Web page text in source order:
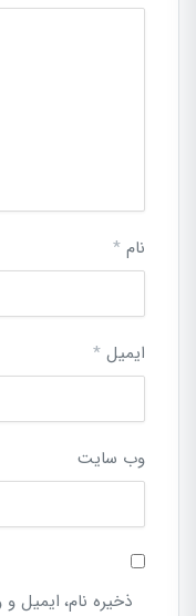
نام *
ایمیل *
وب‌ سایت
ذخیره نام، ایمیل